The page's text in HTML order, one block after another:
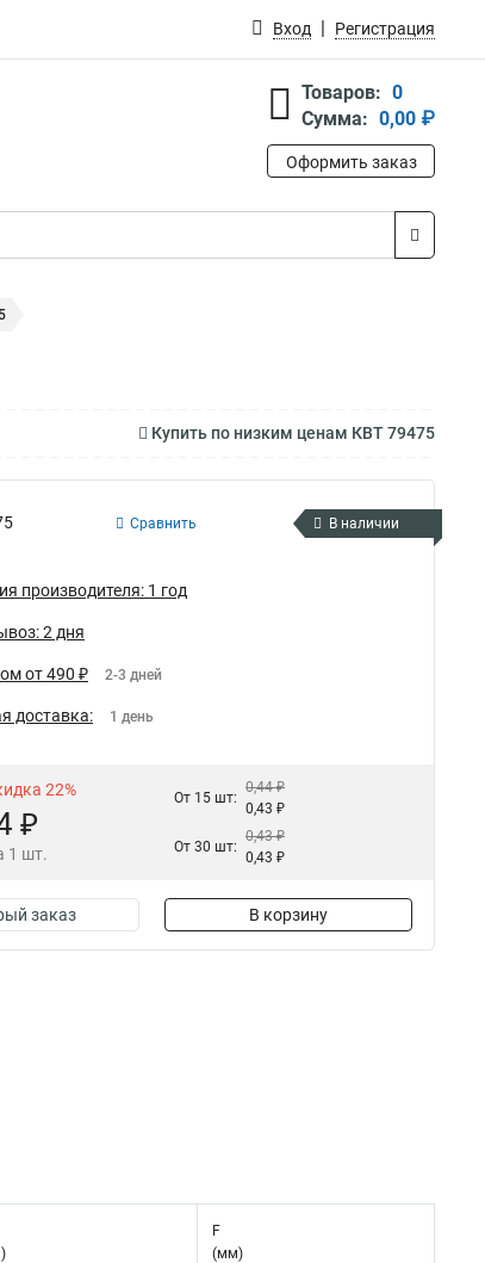
Вход Регистрация
Товаров: 0
Сумма: 0,00 ₽
Оформить заказ
Купить по низким ценам КВТ 79475
Сравнить В наличии
производителя: 1 год
2 дня
от 490 ₽ 2-3 дней
доставка: 1 день
22%
₽
1 шт.
От 15 шт:
0,44 ₽
0,43 ₽
От 30 шт:
0,43 ₽
0,43 ₽
заказ В корзину
F
(мм)